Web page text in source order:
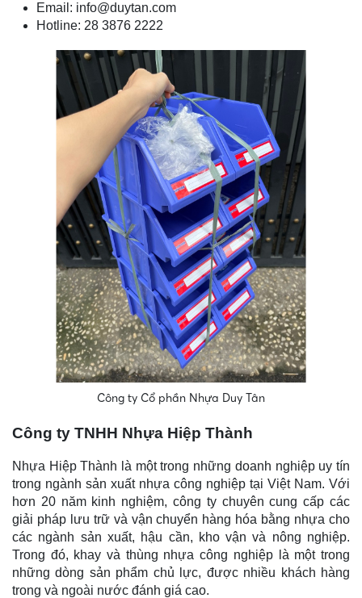
Email: info@duytan.com
Hotline: 28 3876 2222
Công ty Cổ phần Nhựa Duy Tân
Công ty TNHH Nhựa Hiệp Thành
Nhựa Hiệp Thành là một trong những doanh nghiệp uy tín
trong ngành sản xuất nhựa công nghiệp tại Việt Nam. Với
hơn 20 năm kinh nghiệm, công ty chuyên cung cấp các
giải pháp lưu trữ và vận chuyển hàng hóa bằng nhựa cho
các ngành sản xuất, hậu cần, kho vận và nông nghiệp.
Trong đó, khay và thùng nhựa công nghiệp là một trong
những dòng sản phẩm chủ lực, được nhiều khách hàng
trong và ngoài nước đánh giá cao.